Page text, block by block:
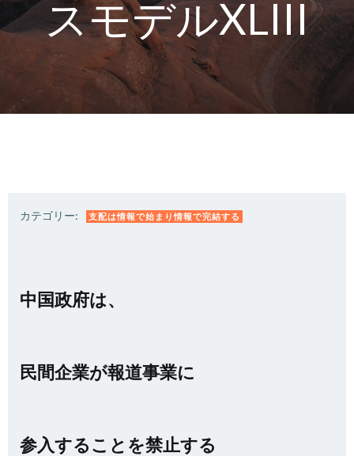
スモデルXLIII
カテゴリー: 支配は情報で始まり情報で完結する
中国政府は、
民間企業が報道事業に
参入することを禁止する